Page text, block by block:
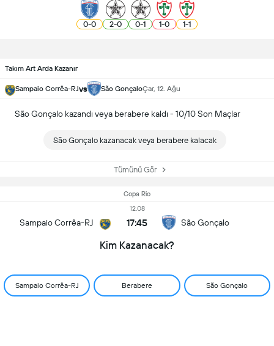
0-0 2-0 0-1 1-0 1-1
Takım Art Arda Kazanır
Sampaio Corrêa-RJvs São GonçaloÇar, 12. Ağu
São Gonçalo kazandı veya berabere kaldı - 10/10 Son Maçlar
São Gonçalo kazanacak veya berabere kalacak
Tümünü Gör
Copa Rio
Sampaio Corrêa-RJ
12.08
17:45 São Gonçalo
Kim Kazanacak?
Sampaio Corrêa-RJ Berabere São Gonçalo